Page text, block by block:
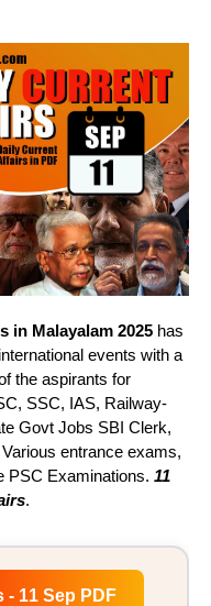
in Malayalam 2025 has
events with a
the aspirants for
SSC, IAS, Railway-
Govt Jobs SBI Clerk,
entrance exams,
PSC Examinations. 11
.
- 11 Sep PDF